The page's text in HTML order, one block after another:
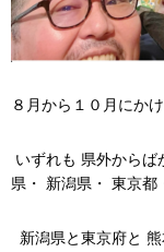
８月から１０月にか
いずれも 県外からば
県・ 新潟県・ 東京都
新潟県と東京府と